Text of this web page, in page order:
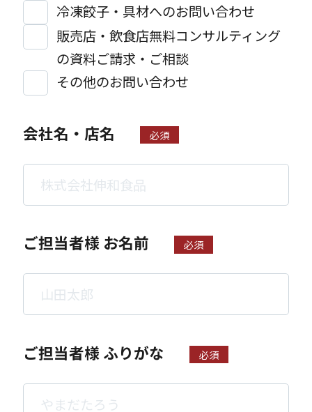
冷凍餃子・具材へのお問い合わせ
販売店・飲食店無料コンサルティング
の資料ご請求・ご相談
その他のお問い合わせ
会社名・店名 必須
ご担当者様 お名前 必須
ご担当者様 ふりがな 必須